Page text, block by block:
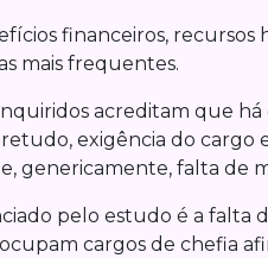
financeiros, recursos
mais frequentes.
acreditam que há
exigência do
genericamente, falta de
pelo estudo é a falta
ocupam cargos de chefia